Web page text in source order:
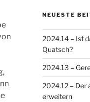
NEUESTE
2024.14 – Ist
Quatsch?
2024.13 –
2024.12 – Der
erweitern